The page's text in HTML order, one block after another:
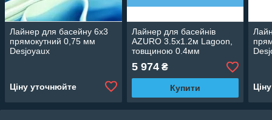
Лайнер для басейну 6х3
прямокутний 0,75 мм
Desjoyaux
Ціну уточнюйте
Лайнер для басейнів
AZURO 3.5х1.2м Lagoon,
товщиною 0.4мм
3EXX0181
5 974₴
Купити